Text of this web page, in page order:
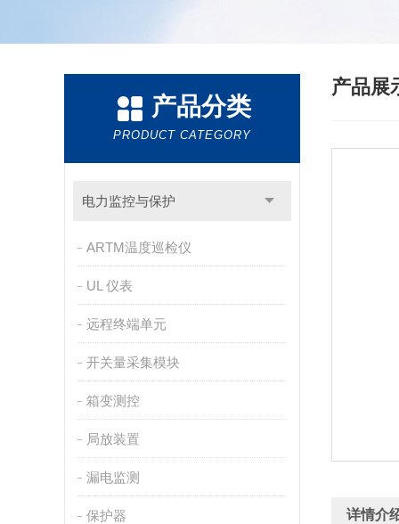
产品分类
PRODUCT CATEGORY
电力监控与保护
ARTM温度巡检仪
UL 仪表
远程终端单元
开关量采集模块
箱变测控
局放装置
漏电监测
保护器
产品展
详情介